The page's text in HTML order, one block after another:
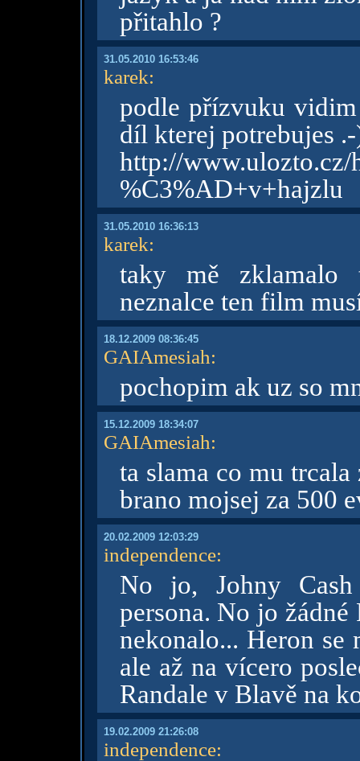
přitahlo ?
31.05.2010 16:53:46
karek:
podle přízvuku
díl kterej potrebujes
http://www.ulozto.cz/
%C3%AD+v+hajzlu
31.05.2010 16:36:13
karek:
taky mě
neznalce ten film
18.12.2009 08:36:45
GAIAmesiah:
pochopim ak uz so
15.12.2009 18:34:07
GAIAmesiah:
ta slama co mu
brano mojsej za 500
20.02.2009 12:03:29
independence:
No jo, Johny
persona. No jo žádné
nekonalo... Heron se
ale až na vícero
Randale v Blavě na
19.02.2009 21:26:08
independence: